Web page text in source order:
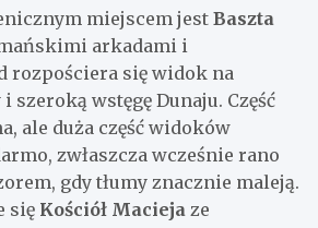
miejscem jest Baszta
arkadami i
rozpościera się widok na
szeroką wstęgę Dunaju. Część
ale duża część widoków
zwłaszcza wcześnie rano
gdy tłumy znacznie maleją.
się Kościół Macieja ze